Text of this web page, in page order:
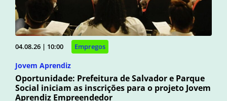
04.08.26 | 10:00 Empregos
Jovem Aprendiz
Oportunidade: Prefeitura de Salvador e Parque
Social iniciam as inscrições para o projeto Jovem
Aprendiz Empreendedor